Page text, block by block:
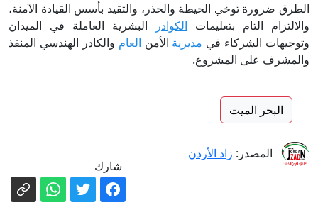
الطرق ضرورة توخي الحيطة والحذر، والتقيد بأسس القيادة الآمنة،
والالتزام التام بتعليمات الكوادر
البشرية العاملة في الميدان
وتوجيهات الشركاء في مديرية الأمن العام والكادر الهندسي المنفذ
والمشرف على المشروع.
البحر الميت
المصدر: زاد الأردن
شارك